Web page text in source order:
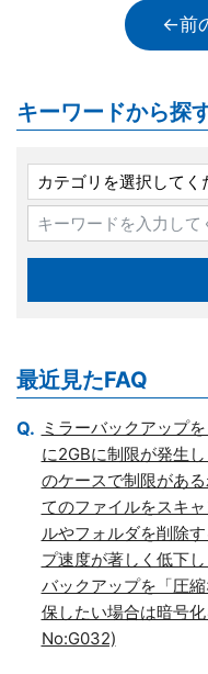
←前
キーワードから探
最近見たFAQ
ミラーバックアップ
に2GBに制限が発生
のケースで制限があ
てのファイルをスキ
ルやフォルダを削除
プ速度が著しく低下
バックアップを「圧
保したい場合は暗号
No:G032)